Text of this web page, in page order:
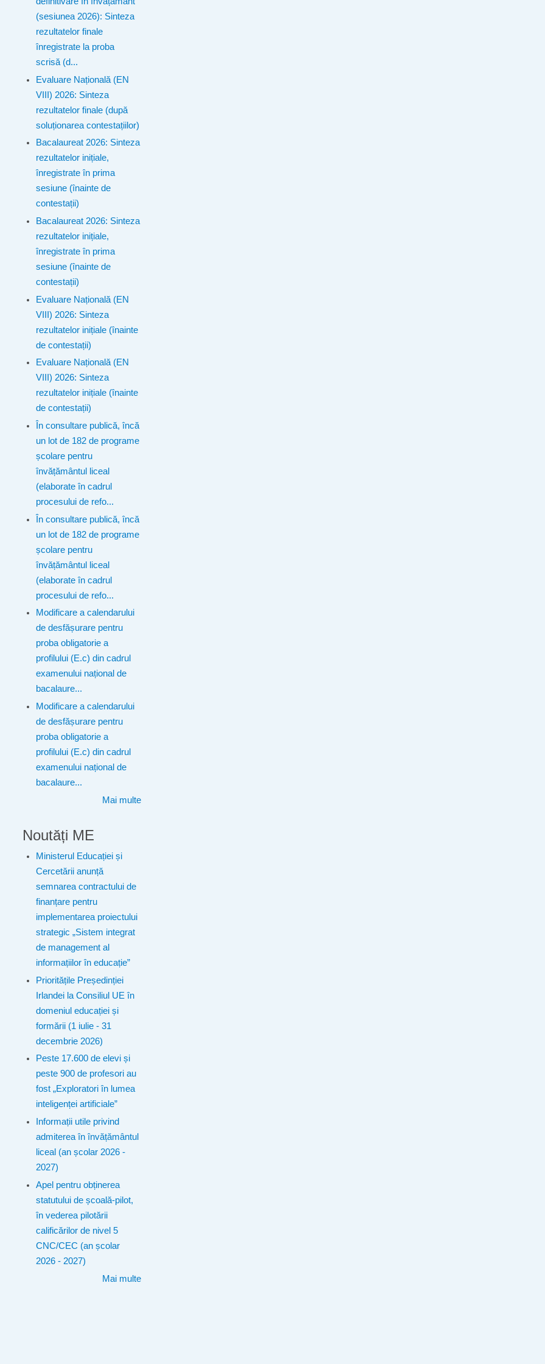
(sesiunea 2026): Sinteza
rezultatelor finale
înregistrate la proba
scrisă (d...
Evaluare Națională (EN
VIII) 2026: Sinteza
rezultatelor finale (după
soluționarea contestațiilor)
Bacalaureat 2026: Sinteza
rezultatelor inițiale,
înregistrate în prima
sesiune (înainte de
contestații)
Bacalaureat 2026: Sinteza
rezultatelor inițiale,
înregistrate în prima
sesiune (înainte de
contestații)
Evaluare Națională (EN
VIII) 2026: Sinteza
rezultatelor inițiale (înainte
de contestații)
Evaluare Națională (EN
VIII) 2026: Sinteza
rezultatelor inițiale (înainte
de contestații)
În consultare publică, încă
un lot de 182 de programe
școlare pentru
învățământul liceal
(elaborate în cadrul
procesului de refo...
În consultare publică, încă
un lot de 182 de programe
școlare pentru
învățământul liceal
(elaborate în cadrul
procesului de refo...
Modificare a calendarului
de desfășurare pentru
proba obligatorie a
profilului (E.c) din cadrul
examenului național de
bacalaure...
Modificare a calendarului
de desfășurare pentru
proba obligatorie a
profilului (E.c) din cadrul
examenului național de
bacalaure...
Mai multe
Noutăți ME
Ministerul Educației și
Cercetării anunță
semnarea contractului de
finanțare pentru
implementarea proiectului
strategic „Sistem integrat
de management al
informațiilor în educație”
Prioritățile Președinției
Irlandei la Consiliul UE în
domeniul educației și
formării (1 iulie - 31
decembrie 2026)
Peste 17.600 de elevi și
peste 900 de profesori au
fost „Exploratori în lumea
inteligenței artificiale”
Informații utile privind
admiterea în învățământul
liceal (an școlar 2026 -
2027)
Apel pentru obținerea
statutului de școală-pilot,
în vederea pilotării
calificărilor de nivel 5
CNC/CEC (an școlar
2026 - 2027)
Mai multe